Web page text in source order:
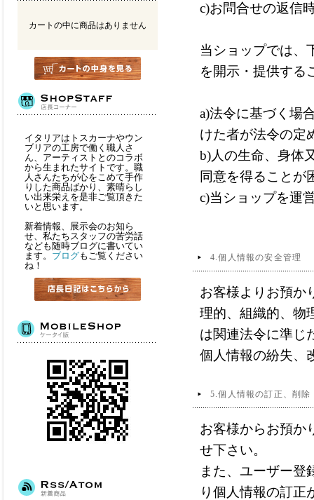
カートの中に商品はありません
イタリアはトスカーナやウン
ブリアの工房で働く職人さ
ん、アーティストとのコラボ
から生まれたサイトです。職
人さんたちが心をこめて手作
りした商品ばかり、素晴らし
い出来栄えを是非ご覧頂きた
いと思います。
新着情報、展示会のお知ら
せ、私たちスタッフの苦労話
なども随時ブログに書いてい
ます。 ブログもご覧ください
ね！
c)お問合せの返信
当ショップでは、
を開示・提供する
a)法令に基づく場
けた者が法令の定
b)人の生命、身体
同意を得ることが
c)当ショップを運
4.個人情報の安全管理
お客様よりお預か
理的、組織的、物
は関連法令に準じ
個人情報の紛失、
5.個人情報の訂正、削除
お客様からお預か
せ下さい。
また、ユーザー登
り個人情報の訂正